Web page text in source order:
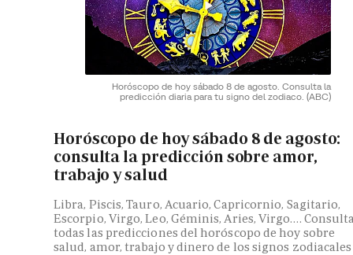
Horóscopo de hoy sábado 8 de agosto. Consulta la
predicción diaria para tu signo del zodiaco. (ABC)
Horóscopo de hoy sábado 8 de agosto:
consulta la predicción sobre amor,
trabajo y salud
Libra, Piscis, Tauro, Acuario, Capricornio, Sagitario,
Escorpio, Virgo, Leo, Géminis, Aries, Virgo….
todas las predicciones del horóscopo de hoy sobre
salud, amor, trabajo y dinero de los signos zodiacales